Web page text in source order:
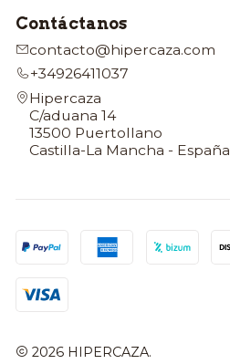
Contáctanos
contacto@hipercaza.com
+34926411037
Hipercaza
C/aduana 14
13500 Puertollano
Castilla-La Mancha - España
2026 HIPERCAZA.